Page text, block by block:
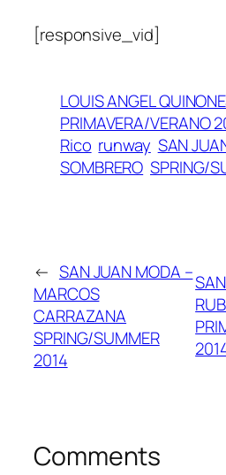
[responsive_vid]
LOUIS ANGEL
PRIMAVERA/VERANO
Rico runway SAN
SOMBRERO SPRING/
← SAN JUAN MODA –
MARCOS
CARRAZANA
SPRING/SUMMER
2014
Comments